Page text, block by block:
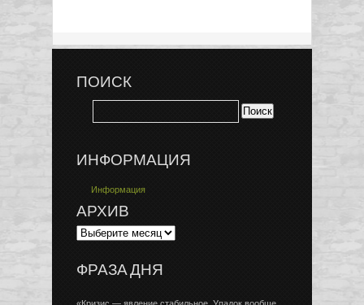
ПОИСК
ИНФОРМАЦИЯ
Информация
АРХИВ
ФРАЗА ДНЯ